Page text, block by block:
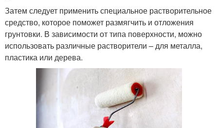
Затем следует применить специальное растворительное
средство, которое поможет размягчить и отложения
грунтовки. В зависимости от типа поверхности, можно
использовать различные растворители – для металла,
пластика или дерева.